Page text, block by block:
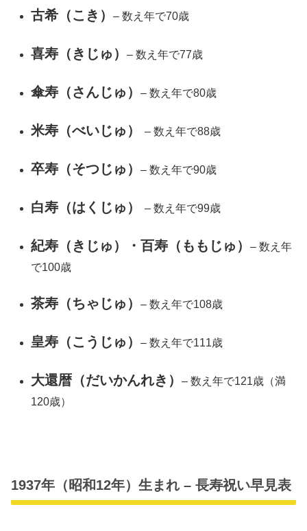
古希（こき）– 数え年で70歳
喜寿（きじゅ）– 数え年で77歳
傘寿（さんじゅ）– 数え年で80歳
米寿（べいじゅ）– 数え年で88歳
卒寿（そつじゅ）– 数え年で90歳
白寿（はくじゅ）– 数え年で99歳
紀寿（きじゅ）・百寿（ももじゅ）– 数え年
で100歳
茶寿（ちゃじゅ）– 数え年で108歳
皇寿（こうじゅ）– 数え年で111歳
大還暦（だいかんれき）– 数え年で121歳（満
120歳）
1937年（昭和12年）生まれ – 長寿祝い早見表